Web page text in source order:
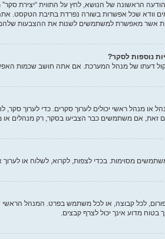
הראשונה של הנושא, לחץ על התווית “יצירת
וודא שכל אפשרות בשורה נפרדת בתיבת הטקסט.
נוספות לסקר?
דעתו של מנהל המערכת. אם אתה חושב שכמות
או מנהל ראשי יכולים לערוך סקרים. כדי לערוך
זאת, אם משתמשים כבר הצביעו בסקר, רק מנהלים או
מסוימות. בכדי לצפות, לקרוא, לשלוח או
לכל קבוצה, או לכל משתמש בפרט. המנהל הראשי
מדוע אינך יכול לצרף קבצים.